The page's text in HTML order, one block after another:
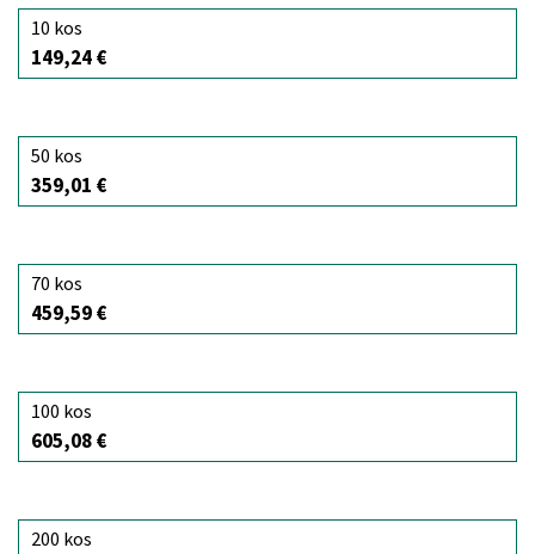
10 kos
149,24 €
50 kos
359,01 €
70 kos
459,59 €
100 kos
605,08 €
200 kos